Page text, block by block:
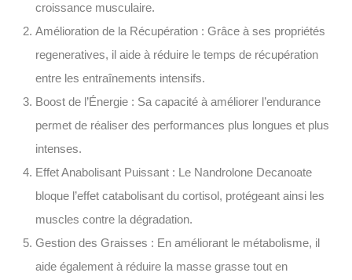
croissance musculaire.
Amélioration de la Récupération : Grâce à ses propriétés
regeneratives, il aide à réduire le temps de récupération
entre les entraînements intensifs.
Boost de l’Énergie : Sa capacité à améliorer l’endurance
permet de réaliser des performances plus longues et plus
intenses.
Effet Anabolisant Puissant : Le Nandrolone Decanoate
bloque l’effet catabolisant du cortisol, protégeant ainsi les
muscles contre la dégradation.
Gestion des Graisses : En améliorant le métabolisme, il
aide également à réduire la masse grasse tout en